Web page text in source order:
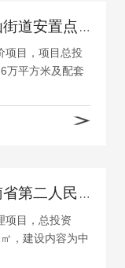
首盛工程造价项目，绵阳游仙街道安置点、石马镇安置点、新建配套市政道路工程
项目，项目总投
万平方米及配套
首盛国际工程监理项目，云南省第二人民医院多功能综合楼建设项目
项目，总投资
，建设内容为中